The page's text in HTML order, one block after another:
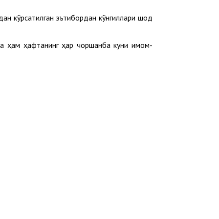
кўрсатилган эътибордан кўнгиллари шод
ҳам ҳафтанинг ҳар чоршанба куни имом-